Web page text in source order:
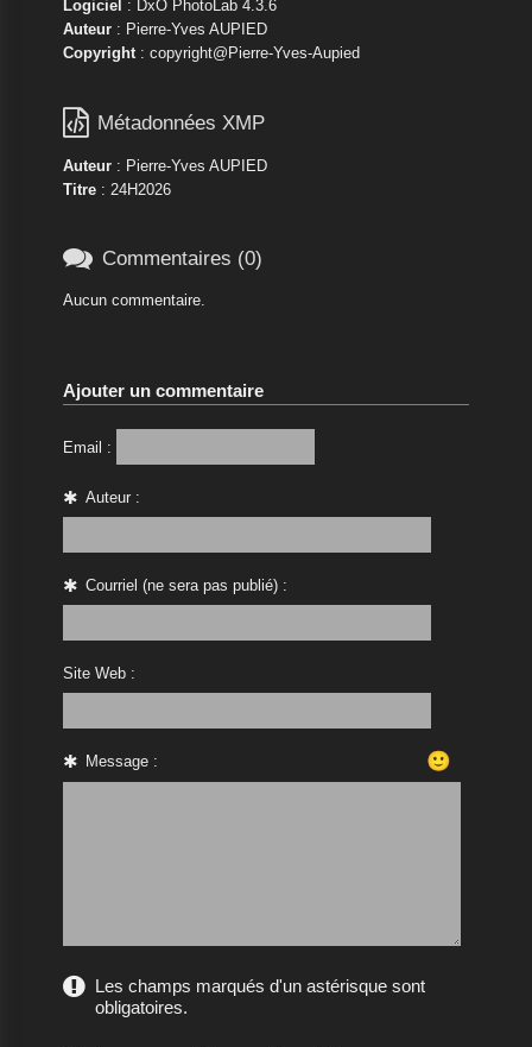
Logiciel : DxO PhotoLab 4.3.6
Auteur: Pierre-Yves AUPIED
Copyright: copyright@Pierre-Yves-Aupied
 Métadonnées XMP
Auteur: Pierre-Yves AUPIED
Titre: 24H2026
 Commentaires (0)
Aucun commentaire.
Ajouter un commentaire
Email :
Auteur :
Courriel (ne sera pas publié) :
Site Web :
Message : 🙂
Les champs marqués d'un astérisque sont
obligatoires.